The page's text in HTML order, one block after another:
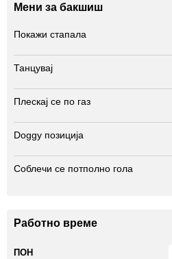
Мени за бакшиш
Покажи стапала
Танцувај
Плескај се по газ
Doggy позиција
Соблечи се потполно гола
Работно време
ПОН